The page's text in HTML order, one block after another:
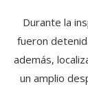
Durante la
fueron
además,
un amplio